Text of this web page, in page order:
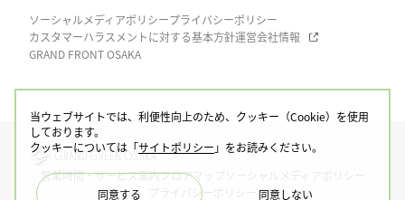
当ウェブサイトでは、利便性向上のため、クッキー（Cookie）を使用
しております。
クッキーについては「サイトポリシー 」をお読みください。
同意する 同意しない
ソーシャルメディアポリシープライバシーポリシー
カスタマーハラスメントに対する基本方針運営会社情報
GRAND FRONT OSAKA
営業時間・サービス案内フロアマップ
ソーシャルメディアポリシー
プライバシーポリシー